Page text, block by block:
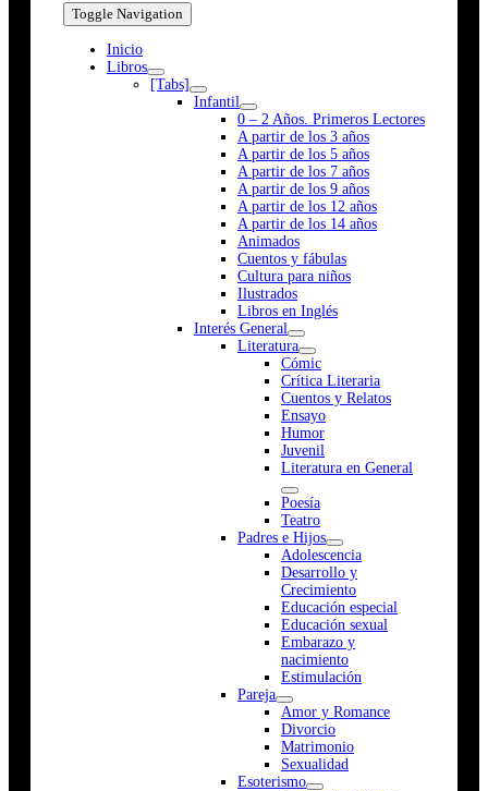
Toggle Navigation
Inicio
Libros
[Tabs]
Infantil
0 – 2 Años. Primeros Lectores
A partir de los 3 años
A partir de los 5 años
A partir de los 7 años
A partir de los 9 años
A partir de los 12 años
A partir de los 14 años
Animados
Cuentos y fábulas
Cultura para niños
Ilustrados
Libros en Inglés
Interés General
Literatura
Cómic
Crítica Literaria
Cuentos y Relatos
Ensayo
Humor
Juvenil
Literatura en General
Poesía
Teatro
Padres e Hijos
Adolescencia
Desarrollo y
Crecimiento
Educación especial
Educación sexual
Embarazo y
nacimiento
Estimulación
Pareja
Amor y Romance
Divorcio
Matrimonio
Sexualidad
Esoterismo